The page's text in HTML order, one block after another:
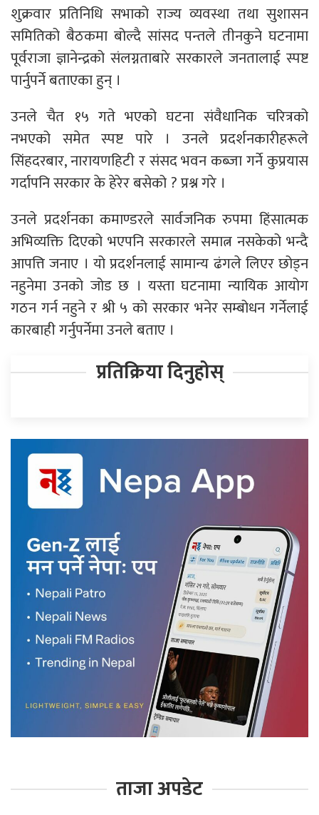
शुक्रवार प्रतिनिधि सभाको राज्य व्यवस्था तथा सुशासन
समितिको बैठकमा बोल्दै सांसद पन्तले तीनकुने घटनामा
पूर्वराजा ज्ञानेन्द्रको संलग्नताबारे सरकारले जनतालाई स्पष्ट
पार्नुपर्ने बताएका हुन् ।
उनले चैत १५ गते भएको घटना संवैधानिक चरित्रको
नभएको समेत स्पष्ट पारे । उनले प्रदर्शनकारीहरूले
सिंहदरबार, नारायणहिटी र संसद भवन कब्जा गर्ने कुप्रयास
गर्दापनि सरकार के हेरेर बसेको ? प्रश्न गरे ।
उनले प्रदर्शनका कमाण्डरले सार्वजनिक रुपमा हिंसात्मक
अभिव्यक्ति दिएको भएपनि सरकारले समात्न नसकेको भन्दै
आपत्ति जनाए । यो प्रदर्शनलाई सामान्य ढंगले लिएर छोड्न
नहुनेमा उनको जोड छ । यस्ता घटनामा न्यायिक आयोग
गठन गर्न नहुने र श्री ५ को सरकार भनेर सम्बोधन गर्नेलाई
कारबाही गर्नुपर्नेमा उनले बताए ।
प्रतिक्रिया दिनुहोस्
ताजा अपडेट